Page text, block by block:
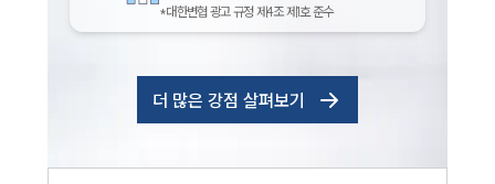
*대한변협 광고 규정 제4조 제1호 준수
더 많은 강점 살펴보기